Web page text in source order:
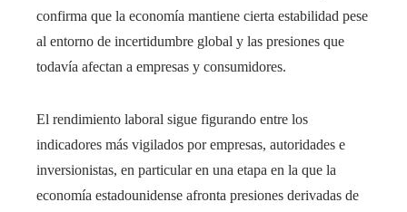
confirma que la economía mantiene cierta estabilidad pese
al entorno de incertidumbre global y las presiones que
todavía afectan a empresas y consumidores.
El rendimiento laboral sigue figurando entre los
indicadores más vigilados por empresas, autoridades e
inversionistas, en particular en una etapa en la que la
economía estadounidense afronta presiones derivadas de